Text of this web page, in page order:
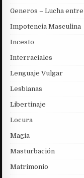
Generos – Lucha
Impotencia Masculina
Incesto
Interraciales
Lenguaje Vulgar
Lesbianas
Libertinaje
Locura
Magia
Masturbación
Matrimonio